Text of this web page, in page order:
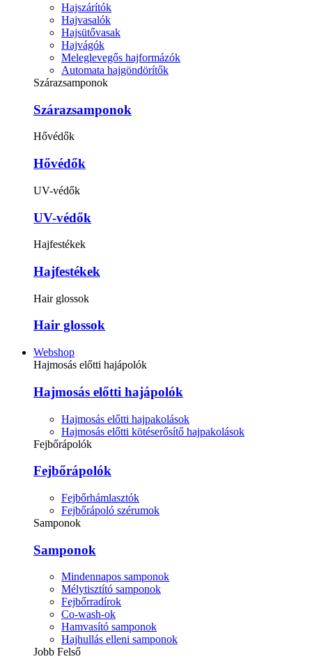
Hajszárítók
Hajvasalók
Hajsütővasak
Hajvágók
Meleglevegős hajformázók
Automata hajgöndörítők
Szárazsamponok
Szárazsamponok
Hővédők
Hővédők
UV-védők
UV-védők
Hajfestékek
Hajfestékek
Hair glossok
Hair glossok
Webshop
Hajmosás előtti hajápolók
Hajmosás előtti hajápolók
Hajmosás előtti hajpakolások
Hajmosás előtti kötéserősítő hajpakolások
Fejbőrápolók
Fejbőrápolók
Fejbőrhámlasztók
Fejbőrápoló szérumok
Samponok
Samponok
Mindennapos samponok
Mélytisztító samponok
Fejbőrradírok
Co-wash-ok
Hamvasító samponok
Hajhullás elleni samponok
Jobb Felső